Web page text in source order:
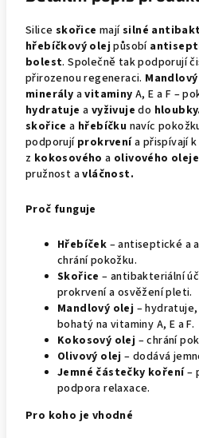
Silice skořice majísilné
hřebíčkový olej působí
bolest. Společně tak podporují
přirozenou regeneraci.
minerály avitaminy A, E a F –
hydratuje a vyživuje do hloubky.
skořice a hřebíčku navíc
podporují prokrvenía přispívají
z kokosového a olivového oleje
pružnost avláčnost.
Proč funguje
Hřebíček – antiseptické a
chrání pokožku.
Skořice – antibakteriální
prokrvení a osvěžení pleti.
Mandlový olej –
bohatý na vitaminy A, E a F.
Kokosový olej – chrání
Olivový olej – dodává
Jemné částečky koření–
podpora relaxace.
Pro koho je vhodné